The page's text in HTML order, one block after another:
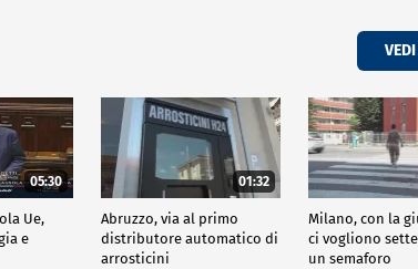
05:30
Ue,
e
01:32
Abruzzo, via al primo
distributore automatico di
arrosticini
Milano, con la
ci vogliono
un semaforo